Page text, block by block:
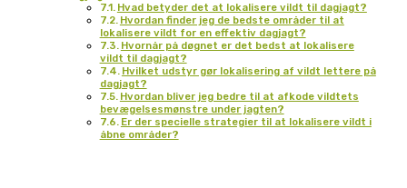
Hvad betyder det at lokalisere vildt til dagjagt?
Hvordan finder jeg de bedste områder til at
lokalisere vildt for en effektiv dagjagt?
Hvornår på døgnet er det bedst at lokalisere
vildt til dagjagt?
Hvilket udstyr gør lokalisering af vildt lettere på
dagjagt?
Hvordan bliver jeg bedre til at afkode vildtets
bevægelsesmønstre under jagten?
Er der specielle strategier til at lokalisere vildt i
åbne områder?